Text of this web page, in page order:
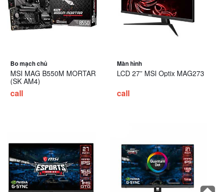
Bo mạch chủ
MSI MAG B550M MORTAR
(SK AM4)
call
Màn hình
LCD 27” MSI Optix MAG273
call